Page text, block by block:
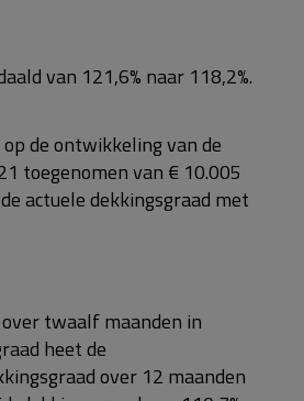
van 121,6% naar 118,2%.
de ontwikkeling van de
toegenomen van € 10.005
actuele dekkingsgraad met
twaalf maanden in
heet de
over 12 maanden